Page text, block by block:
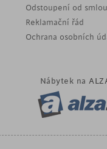
Odstoupení od
Reklamační řád
Ochrana osobních
Nábytek na